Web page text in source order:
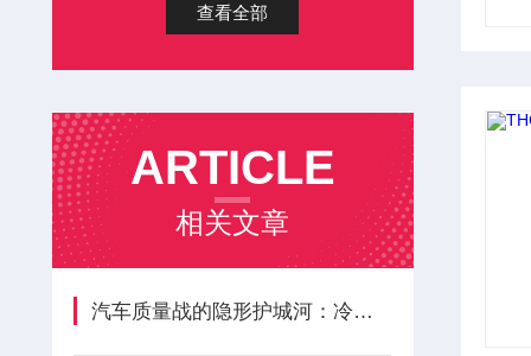
查看全部
ARTICLE
相关文章
汽车质量战的隐形护城河：冷热冲击试验箱如何赋能中国智造？